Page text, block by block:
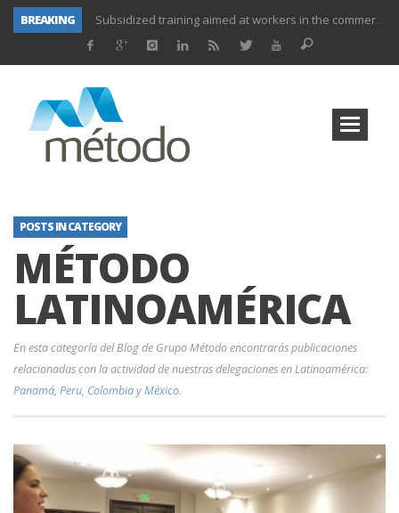
BREAKING
Subsidized training aimed at workers in the commerce and marketing sector and workers in the transport sector
UNIFORS2020- Second training activity for teachers.
PROYECTO DITRAMA- THIRD MEETING OF PROJECT.
POSTS IN CATEGORY
MÉTODO
LATINOAMÉRICA
En esta categoría del Blog de Grupo Método encontrarás publicaciones
relacionadas con la actividad de nuestras delegaciones en Latinoamérica:
Panamá, Peru, ColombiayMéxico.